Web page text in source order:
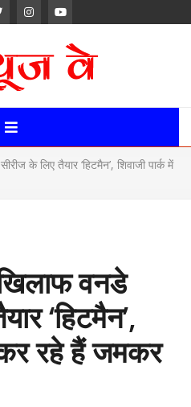
Way:
News
के लिए तैयार ‘हिटमैन’, शिवाजी पार्क में
वनडे
‘हिटमैन’,
कर रहे हैं जमकर